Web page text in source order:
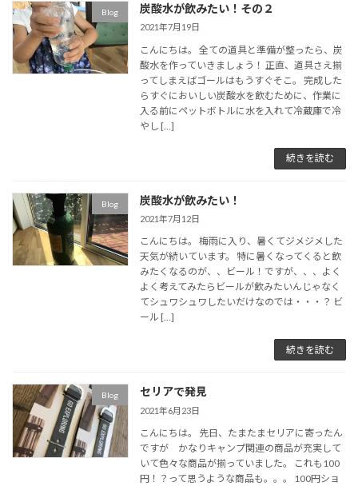
Blog 炭酸水が飲みたい！その２
2021年7月19日
こんにちは。 全ての道具と準備が整ったら、炭
酸水を作っていきましょう！ 正直、道具さえ揃
ってしまえばゴールはもうすぐそこ。 完成した
らすぐにおいしい炭酸水を飲むために、作業に
入る前にペットボトルに水を入れて冷蔵庫で冷
やし […]
続きを読む
Blog 炭酸水が飲みたい！
2021年7月12日
こんにちは。 梅雨に入り、暑くてジメジメした
天気が続いています。 特に暑くなってくると飲
みたくなるのが、、ビール！ですが、、、よく
よく考えてみたらビールが飲みたいんじゃなく
てシュワシュワしたいだけなのでは・・・？ ビ
ール […]
続きを読む
Blog セリアで発見
2021年6月23日
こんにちは。 先日、たまたまセリアに寄ったん
ですが かなりキャンプ関連の商品が充実して
いて色々な商品が揃っていました。 これも100
円！？って思うような商品も。。。 100円ショ